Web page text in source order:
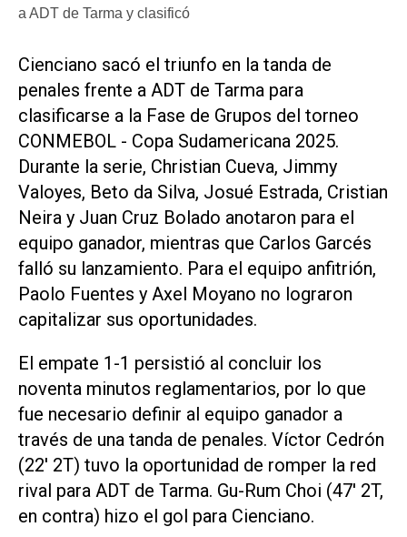
a ADT de Tarma y clasificó
Cienciano sacó el triunfo en la tanda de
penales frente a ADT de Tarma para
clasificarse a la Fase de Grupos del torneo
CONMEBOL - Copa Sudamericana 2025.
Durante la serie, Christian Cueva, Jimmy
Valoyes, Beto da Silva, Josué Estrada, Cristian
Neira y Juan Cruz Bolado anotaron para el
equipo ganador, mientras que Carlos Garcés
falló su lanzamiento. Para el equipo anfitrión,
Paolo Fuentes y Axel Moyano no lograron
capitalizar sus oportunidades.
El empate 1-1 persistió al concluir los
noventa minutos reglamentarios, por lo que
fue necesario definir al equipo ganador a
través de una tanda de penales. Víctor Cedrón
(22' 2T) tuvo la oportunidad de romper la red
rival para ADT de Tarma. Gu-Rum Choi (47' 2T,
en contra) hizo el gol para Cienciano.